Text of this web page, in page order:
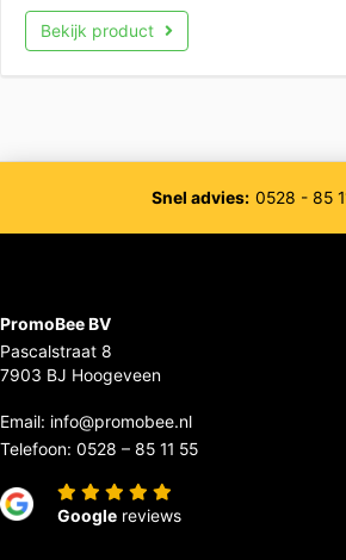
Bekijk product
Snel advies: 0528 - 85
PromoBee BV
Pascalstraat 8
7903 BJ Hoogeveen
Email: info@promobee.nl
Telefoon: 0528 – 85 11 55
Google reviews